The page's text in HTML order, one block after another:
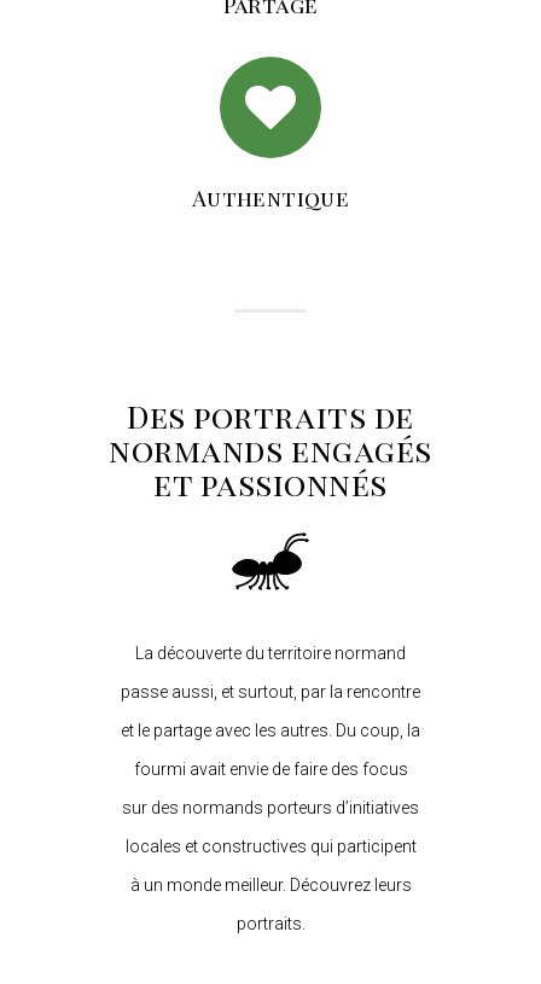
Authentique
Des portraits de
normands engagés
et passionnés
La découverte du territoire normand
passe aussi, et surtout, par la rencontre
et le partage avec les autres. Du coup, la
fourmi avait envie de faire des focus
sur des normands porteurs d’initiatives
locales et constructives qui participent
à un monde meilleur. Découvrez leurs
portraits.